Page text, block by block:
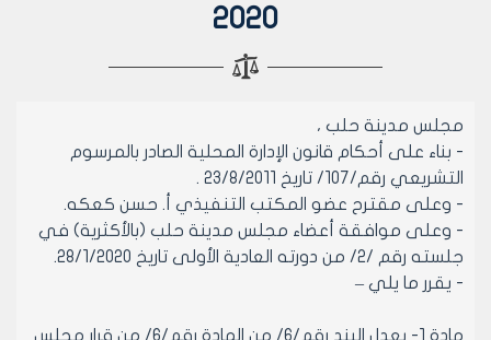
2020
مجلس مدينة حلب ،
- بناء على أحكام قانون الإدارة المحلية الصادر بالمرسوم
التشريعي رقم/107/ تاريخ 23/8/2011 .
- وعلى مقترح عضو المكتب التنفيذي أ. حسن كعكه.
- وعلى موافقة أعضاء مجلس مدينة حلب (بالأكثرية) في
جلسته رقم /2/ من دورته العادية الأولى تاريخ 28/1/2020.
- يقرر ما يلي –
مادة 1- يعدل البند رقم/6/ من المادة رقم/6/ من قرار مجلس